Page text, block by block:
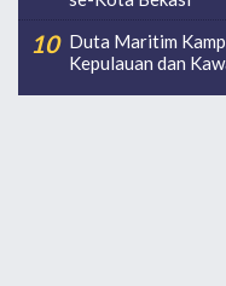
Duta Maritim
Kepulauan dan